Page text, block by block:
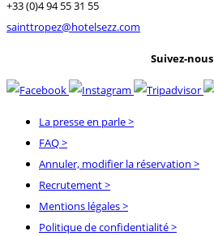
+33 (0)4 94 55 31 55
sainttropez@hotelsezz.com
Suivez-nous
La presse en parle>
FAQ>
Annuler, modifier la réservation >
Recrutement>
Mentions légales>
Politique de confidentialité>